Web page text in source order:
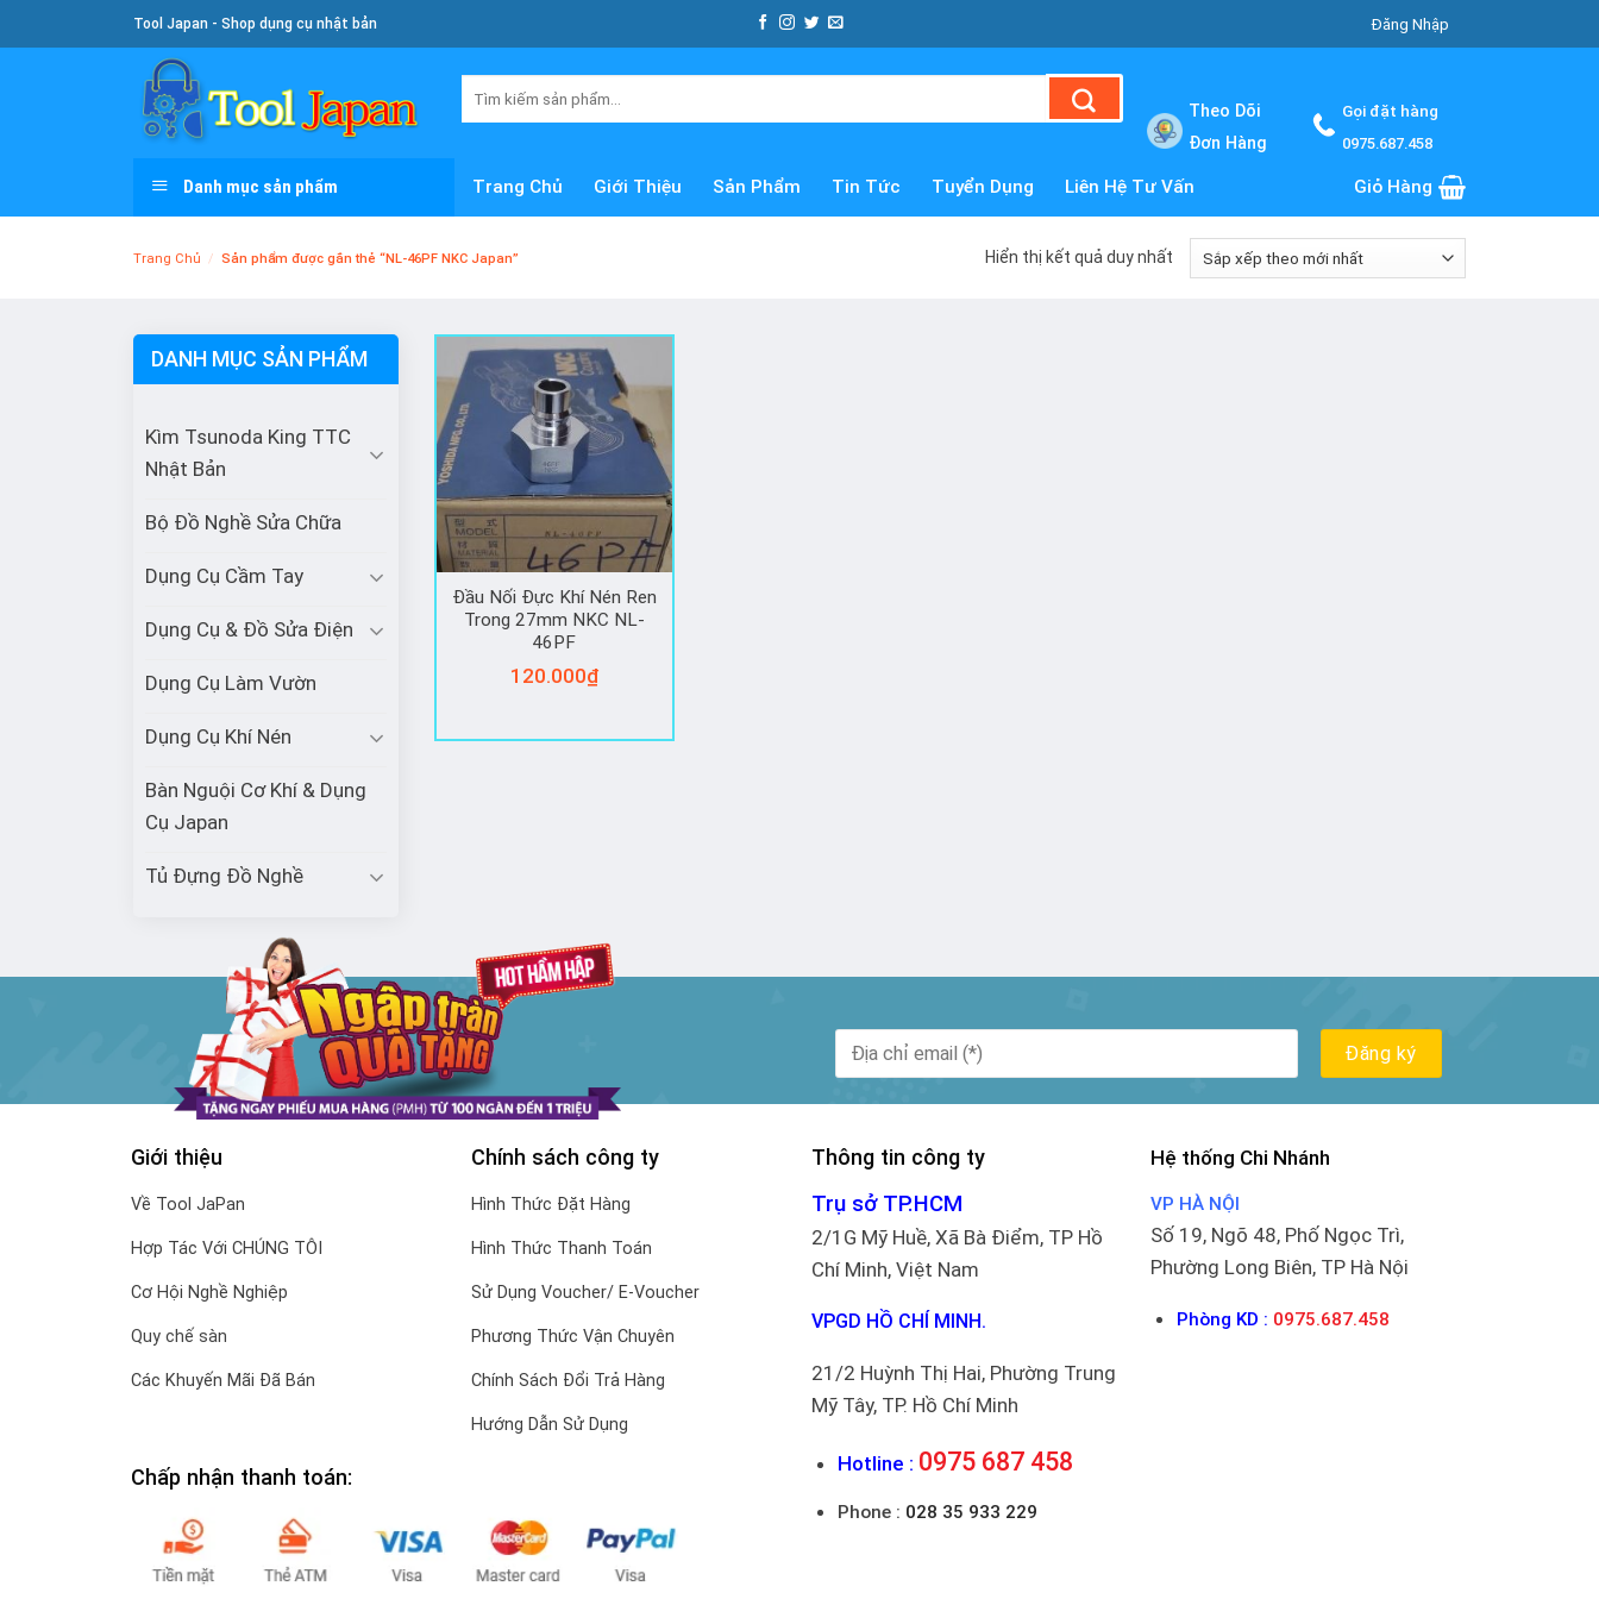
To
Tool Japan - Shop dụng cụ nhật bản Đăng Nhập
Theo Dõi
Đơn Hàng
Gọi đặt hàng
0975.687.458
Danh mục sản phẩm Trang Chủ Giới Thiệu Sản Phẩm Tin Tức Tuyển Dụng Liên Hệ Tư Vấn Giỏ Hàng
Trang Chủ / Sản phẩm được gắn thẻ “NL-46PF NKC Japan” Hiển thị kết quả duy nhất
DANH MỤC SẢN PHẨM
Kìm Tsunoda King TTC
Nhật Bản
Bộ Đồ Nghề Sửa Chữa
Dụng Cụ Cầm Tay
Dụng Cụ & Đồ Sửa Điện
Dụng Cụ Làm Vườn
Dụng Cụ Khí Nén
Bàn Nguội Cơ Khí & Dụng
Cụ Japan
Tủ Đựng Đồ Nghề
Đầu Nối Đực Khí Nén Ren
Trong 27mm NKC NL-
46PF
120.000₫
Giới thiệu
Về Tool JaPan
Hợp Tác Với CHÚNG TÔI
Cơ Hội Nghề Nghiệp
Quy chế sàn
Các Khuyến Mãi Đã Bán
Chính sách công ty
Hình Thức Đặt Hàng
Hình Thức Thanh Toán
Sử Dụng Voucher/ E-Voucher
Phương Thức Vận Chuyên
Chính Sách Đổi Trả Hàng
Hướng Dẫn Sử Dụng
Chấp nhận thanh toán:
Thông tin công ty
Trụ sở TP.HCM
2/1G Mỹ Huề, Xã Bà Điểm, TP Hồ
Chí Minh, Việt Nam
VPGD HỒ CHÍ MINH.
21/2 Huỳnh Thị Hai, Phường Trung
Mỹ Tây, TP. Hồ Chí Minh
Hotline : 0975 687 458
Phone : 028 35 933 229
Hệ thống Chi Nhánh
VP HÀ NỘI
Số 19, Ngõ 48, Phố Ngọc Trì,
Phường Long Biên, TP Hà Nội
Phòng KD : 0975.687.458